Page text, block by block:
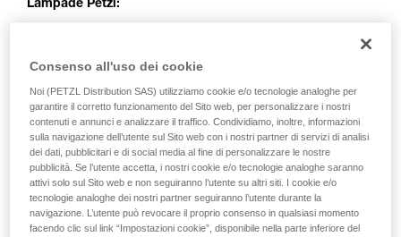
Lampade Petzl:
Consenso all'uso dei cookie
Noi (PETZL Distribution SAS) utilizziamo cookie e/o tecnologie analoghe per
garantire il corretto funzionamento del Sito web, per personalizzare i nostri
contenuti e annunci e analizzare il traffico. Condividiamo, inoltre, informazioni
sulla navigazione dell’utente sul Sito web con i nostri partner di servizi di analisi
dei dati, pubblicitari e di social media al fine di personalizzare le nostre
pubblicità. Se l’utente accetta, i nostri cookie e/o tecnologie analoghe saranno
attivi solo sul Sito web e non seguiranno l’utente su altri siti. I cookie e/o
tecnologie analoghe dei nostri partner seguiranno l’utente durante la
navigazione. L’utente può revocare il proprio consenso in qualsiasi momento
facendo clic sul link “Impostazioni cookie”, disponibile nella parte inferiore del